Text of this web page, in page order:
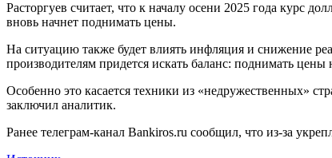
Расторгуев считает, что к началу осени 2025 года курс
вновь начнет поднимать цены.
На ситуацию также будет влиять инфляция и снижение
производителям придется искать баланс: поднимать
Особенно это касается техники из «недружественных»
заключил аналитик.
Ранее телеграм-канал Bankiros.ru сообщил, что из-за